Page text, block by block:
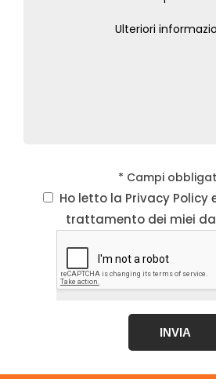
* Campi
Ho letto la Privacy Policy
trattamento dei miei
INVIA